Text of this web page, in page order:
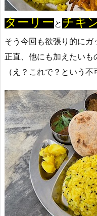
ターリーとチキ
そう今回も欲張り的にガ
正直、他にも加えたいも
（え？これで？という